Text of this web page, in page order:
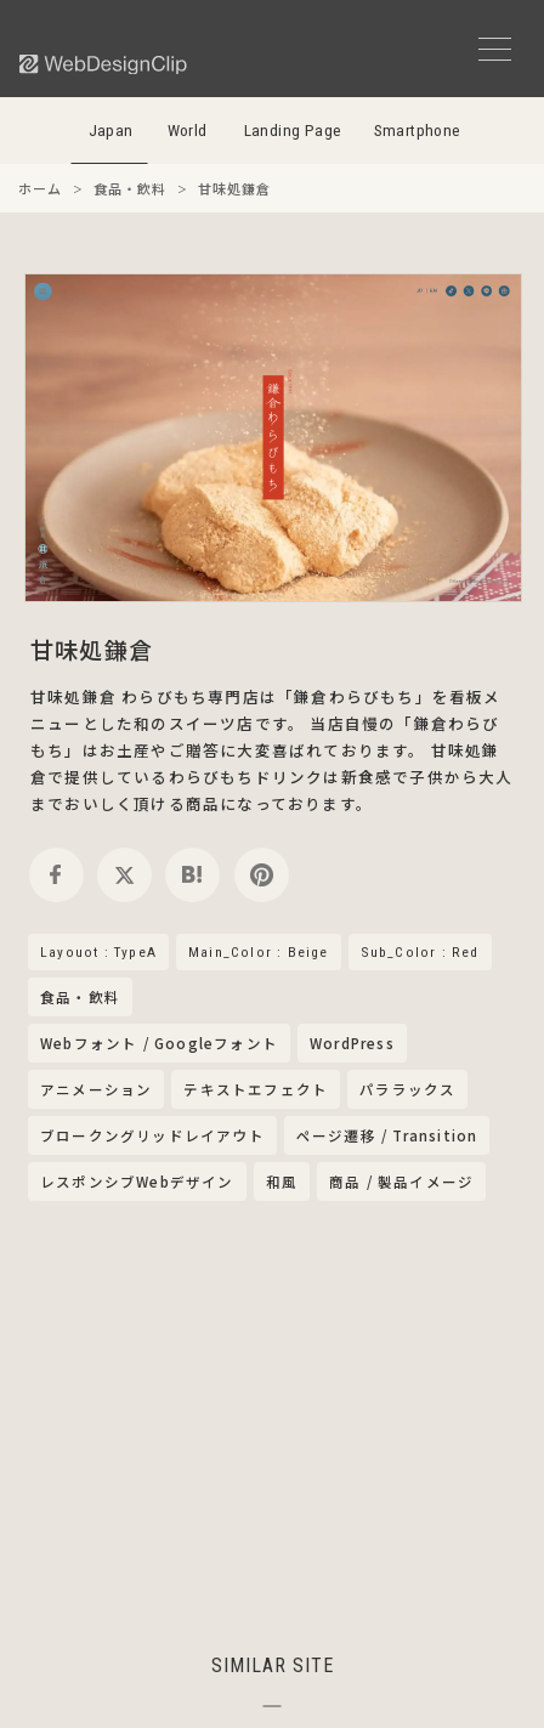
Japan World Landing Page Smartphone
ホーム 食品・飲料 甘味処鎌倉
甘味処鎌倉
甘味処鎌倉 わらびもち専門店は「鎌倉わらびもち」を看板メ
ニューとした和のスイーツ店です。 当店自慢の「鎌倉わらび
もち」はお土産やご贈答に大変喜ばれております。 甘味処鎌
倉で提供しているわらびもちドリンクは新食感で子供から大人
までおいしく頂ける商品になっております。
Layouot : TypeA Main_Color : Beige Sub_Color : Red
食品・飲料
Webフォント / Googleフォント WordPress
アニメーション テキストエフェクト パララックス
ブロークングリッドレイアウト ページ遷移 / Transition
レスポンシブWebデザイン 和風 商品 / 製品イメージ
SIMILAR SITE